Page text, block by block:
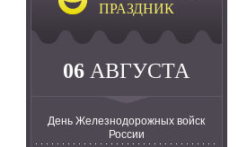
ПРАЗДНИК
06 АВГУСТА
День Железнодорожных войск
России